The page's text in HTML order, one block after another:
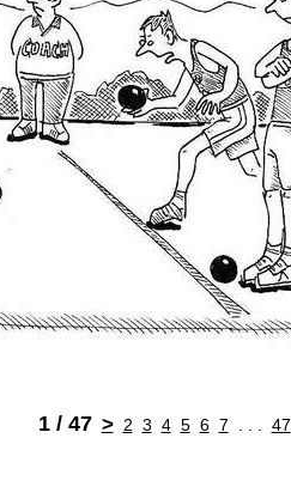
1 / 47 > 2 3 4 5 6 7 47